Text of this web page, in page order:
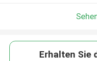
Erhalten Sie